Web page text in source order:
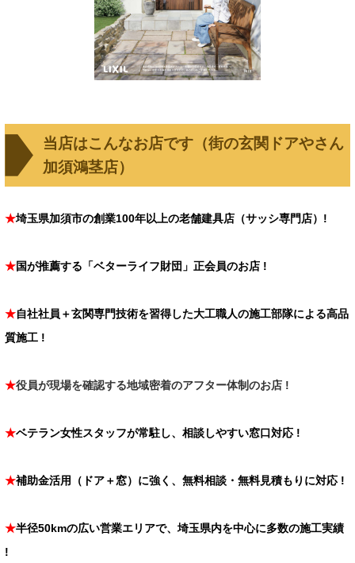
当店はこんなお店です（街の玄関ドアやさん
加須鴻茎店）
★埼玉県加須市の創業100年以上の老舗建具店（サッシ専門店）!
★国が推薦する「ベターライフ財団」正会員のお店 !
★自社社員＋玄関専門技術を習得した大工職人の施工部隊による高品
質施工 !
★役員が現場を確認する地域密着のアフター体制のお店 !
★ベテラン女性スタッフが常駐し、相談しやすい窓口対応 !
★補助金活用（ドア＋窓）に強く、無料相談・無料見積もりに対応 !
★半径50kmの広い営業エリアで、埼玉県内を中心に多数の施工実績
!